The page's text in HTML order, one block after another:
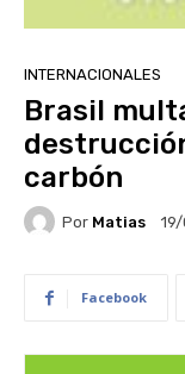
INTERNACIONALES
Brasil
carbón
Por Matias
Facebook